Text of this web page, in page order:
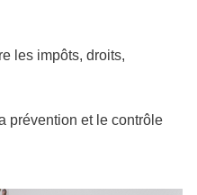
les impôts, droits,
prévention et le contrôle